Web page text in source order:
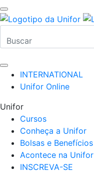
INTERNATIONAL
Unifor Online
Unifor
Cursos
Conheça a Unifor
Bolsas e Benefícios
Acontece na Unifor
INSCREVA-SE